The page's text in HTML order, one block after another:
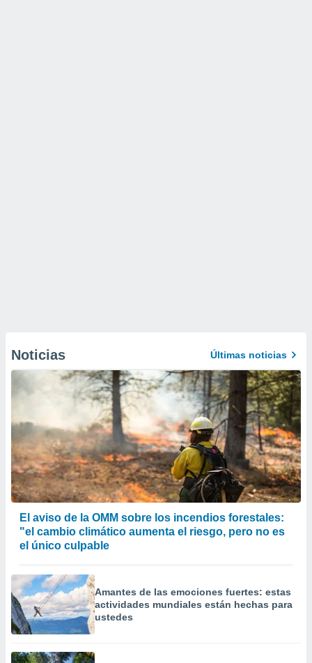
Noticias Últimas noticias
El aviso de la OMM sobre los incendios forestales:
"el cambio climático aumenta el riesgo, pero no es
el único culpable
Amantes de las emociones fuertes: estas
actividades mundiales están hechas para
ustedes